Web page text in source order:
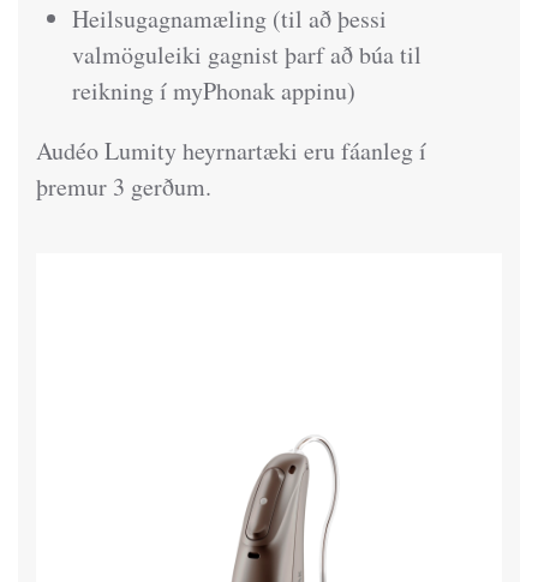
Heilsugagnamæling (til að þessi
valmöguleiki gagnist þarf að búa til
reikning í myPhonak appinu)
Audéo Lumity heyrnartæki eru fáanleg í
þremur 3 gerðum.